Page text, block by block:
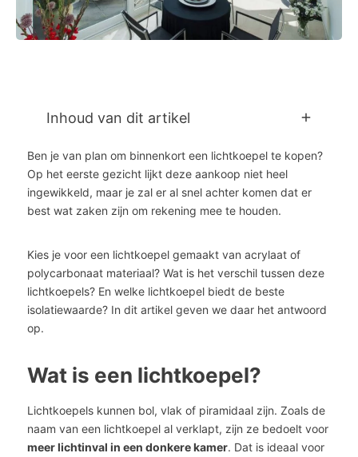
Inhoud van dit artikel
Ben je van plan om binnenkort een lichtkoepel te kopen?
Op het eerste gezicht lijkt deze aankoop niet heel
ingewikkeld, maar je zal er al snel achter komen dat er
best wat zaken zijn om rekening mee te houden.
Kies je voor een lichtkoepel gemaakt van acrylaat of
polycarbonaat materiaal? Wat is het verschil tussen deze
lichtkoepels? En welke lichtkoepel biedt de beste
isolatiewaarde? In dit artikel geven we daar het antwoord
op.
Wat is een lichtkoepel?
Lichtkoepels kunnen bol, vlak of piramidaal zijn. Zoals de
naam van een lichtkoepel al verklapt, zijn ze bedoelt voor
meer lichtinval in een donkere kamer. Dat is ideaal voor